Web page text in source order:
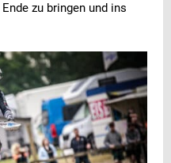
zu bringen und ins